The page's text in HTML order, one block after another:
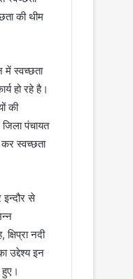
की थीम
में स्वच्छता
हो रहे है।
की
पंचायत
कर स्वच्छता
से
नदी
उद्देश्य इन